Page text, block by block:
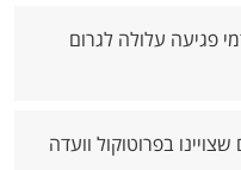
פגיעה עלולה לגרום
בפרוטוקול וועדה